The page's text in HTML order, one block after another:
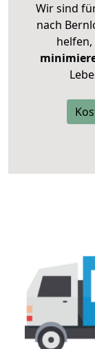
Wir sind
nach
helfen,